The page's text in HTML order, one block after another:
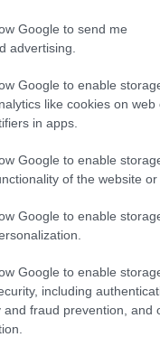
Google to send me
advertising.
Google to enable
like cookies on web
in apps.
Google to enable
of the website or
Google to enable
Google to enable
including
and fraud prevention, and
koles
Vlom v hišo
lastniki
modema
Novice
do
države
V Črni na
jubilejni 70.